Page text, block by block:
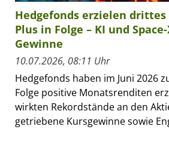
Hedgefonds erzielen
Plus in Folge – KI und
Gewinne
10.07.2026, 08:11 Uhr
Hedgefonds haben im Juni 2026
Folge positive Monatsrenditen
wirkten Rekordstände an den
getriebene Kursgewinne sowie